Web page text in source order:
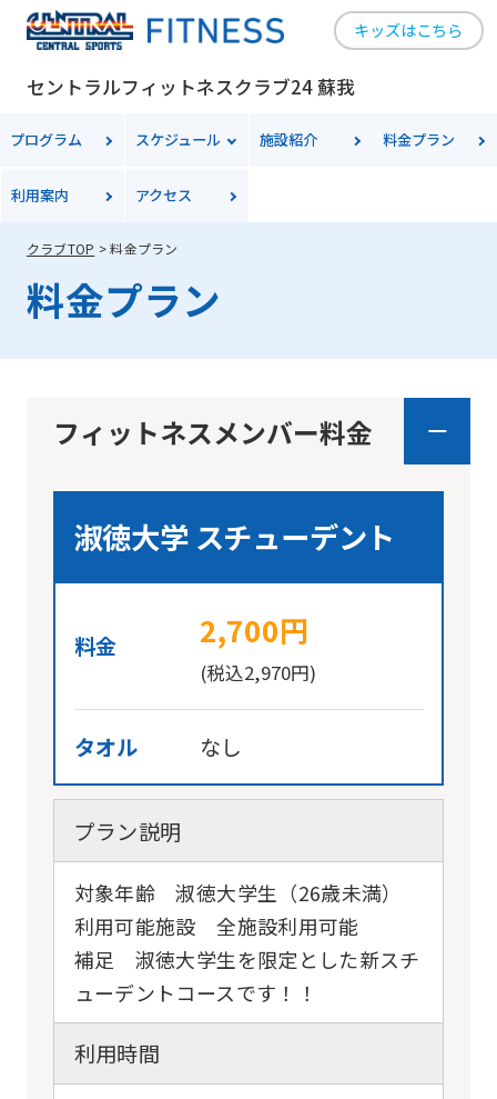
キッズはこちら
セントラルフィットネスクラブ24 蘇我
プログラム スケジュール 施設紹介 料金プラン
利用案内 アクセス
クラブTOP 料金プラン
料金プラン
フィットネスメンバー料金
淑徳大学 スチューデント
料金 2,700円
(税込2,970円)
タオル なし
プラン説明
対象年齢 淑徳大学生（26歳未満）
利用可能施設 全施設利用可能
補足 淑徳大学生を限定とした新スチ
ューデントコースです！！
利用時間